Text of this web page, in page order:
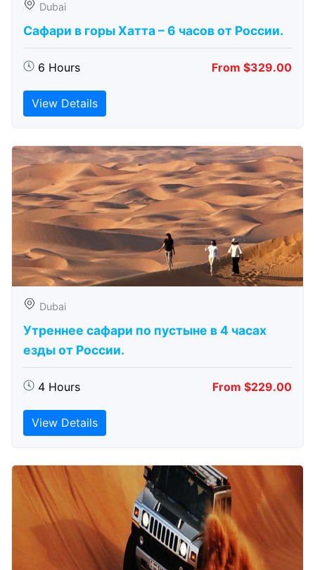
Dubai
Сафари в горы Хатта – 6 часов от России.
6 Hours From $329.00
View Details
Dubai
Утреннее сафари по пустыне в 4 часах
езды от России.
4 Hours From $229.00
View Details